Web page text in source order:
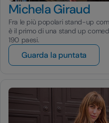
Michela Giraud
Fra le più popolari stand-up
è il primo di una stand up
190 paesi.
Guarda la puntata